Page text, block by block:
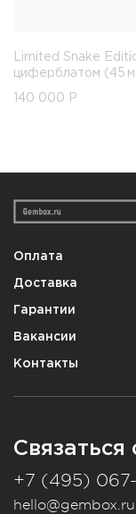
Limited Snake
циферблатом (45
140 000 Р
Оплата
Доставка
Гарантии
Вакансии
Контакты
Связаться
+7 (495)
hello@gembox.ru